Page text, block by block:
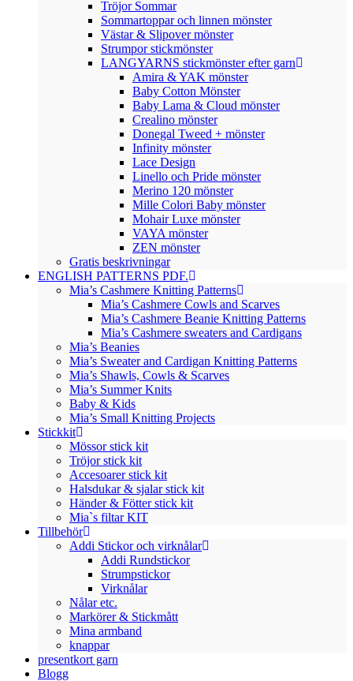
Tröjor Sommar
Sommartoppar och linnen mönster
Västar & Slipover mönster
Strumpor stickmönster
LANGYARNS stickmönster efter garn
Amira & YAK mönster
Baby Cotton Mönster
Baby Lama & Cloud mönster
Crealino mönster
Donegal Tweed + mönster
Infinity mönster
Lace Design
Linello och Pride mönster
Merino 120 mönster
Mille Colori Baby mönster
Mohair Luxe mönster
VAYA mönster
ZEN mönster
Gratis beskrivningar
ENGLISH PATTERNS PDF.
Mia’s Cashmere Knitting Patterns
Mia’s Cashmere Cowls and Scarves
Mia’s Cashmere Beanie Knitting Patterns
Mia’s Cashmere sweaters and Cardigans
Mia’s Beanies
Mia’s Sweater and Cardigan Knitting Patterns
Mia’s Shawls, Cowls & Scarves
Mia’s Summer Knits
Baby & Kids
Mia’s Small Knitting Projects
Stickkit
Mössor stick kit
Tröjor stick kit
Accesoarer stick kit
Halsdukar & sjalar stick kit
Händer & Fötter stick kit
Mia`s filtar KIT
Tillbehör
Addi Stickor och virknålar
Addi Rundstickor
Strumpstickor
Virknålar
Nålar etc.
Markörer & Stickmått
Mina armband
knappar
presentkort garn
Blogg